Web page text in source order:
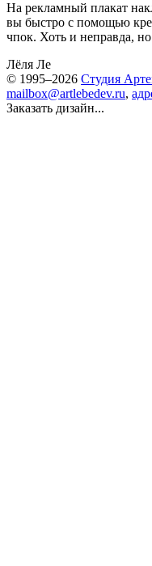
На рекламный плакат
вы быстро с помощью
чпок. Хоть и неправда,
Лёля Ле
© 1995–2026 Студия
mailbox@artlebedev.ru,
Заказать дизайн...